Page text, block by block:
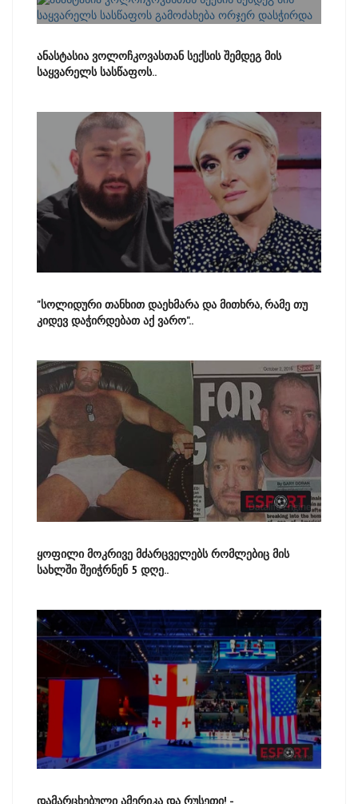
ანასტასია ვოლოჩკოვასთან სექსის შემდეგ მის
საყვარელს სასწაფოს..
"სოლიდური თანხით დაეხმარა და მითხრა, რამე თუ
კიდევ დაჭირდებათ აქ ვარო"..
ყოფილი მოკრივე მძარცველებს რომლებიც მის
სახლში შეიჭრნენ 5 დღე..
დამარცხებული ამერიკა და რუსეთი! -